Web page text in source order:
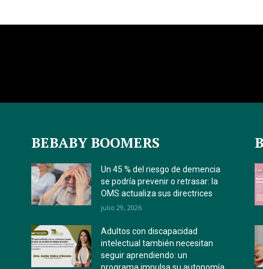
BEBABY BOOMERS
Un 45 % del riesgo de demencia
se podría prevenir o retrasar: la
OMS actualiza sus directrices
julio 29, 2026
Adultos con discapacidad
intelectual también necesitan
seguir aprendiendo: un